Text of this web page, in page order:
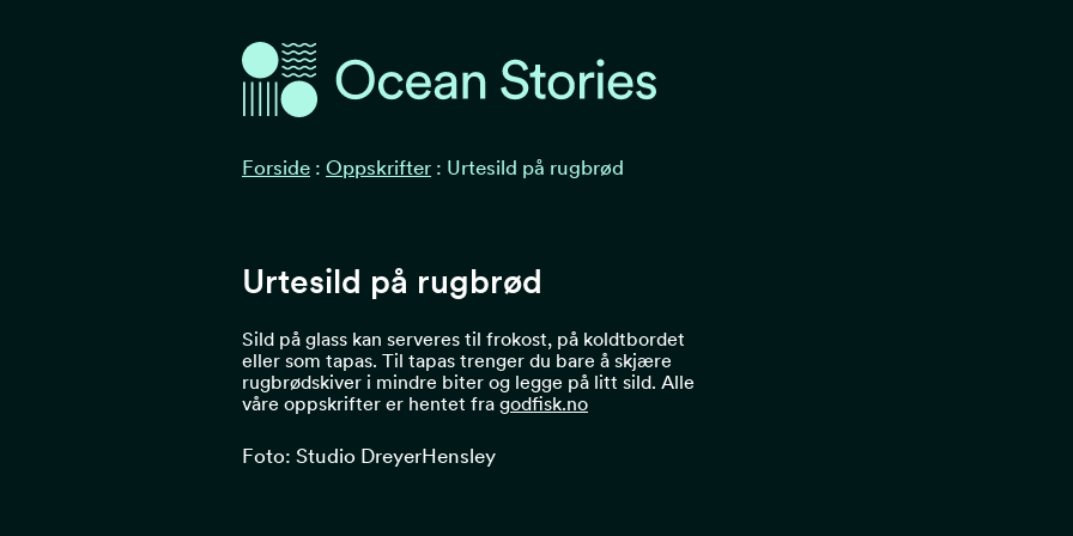
Ocean Stories
Forside : Oppskrifter : Urtesild på rugbrød
Urtesild på rugbrød
Sild på glass kan serveres til frokost, på koldtbordet
eller som tapas. Til tapas trenger du bare å skjære
rugbrødskiver i mindre biter og legge på litt sild. Alle
våre oppskrifter er hentet fra godfisk.no
Foto: Studio DreyerHensley